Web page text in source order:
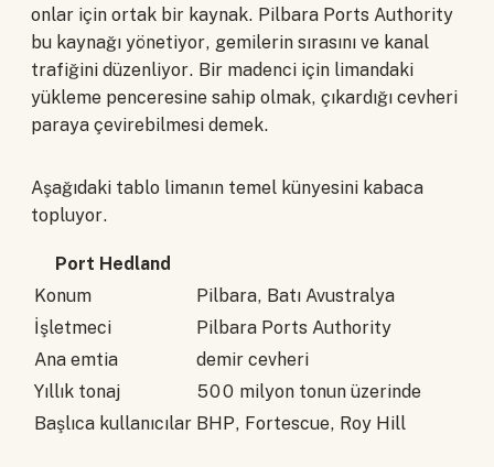
onlar için ortak bir kaynak. Pilbara Ports Authority
bu kaynağı yönetiyor, gemilerin sırasını ve kanal
trafiğini düzenliyor. Bir madenci için limandaki
yükleme penceresine sahip olmak, çıkardığı cevheri
paraya çevirebilmesi demek.
Aşağıdaki tablo limanın temel künyesini kabaca
topluyor.
Port Hedland
Konum
Pilbara, Batı Avustralya
İşletmeci
Pilbara Ports Authority
Ana emtia
demir cevheri
Yıllık tonaj
500 milyon tonun üzerinde
Başlıca kullanıcılar BHP, Fortescue, Roy Hill